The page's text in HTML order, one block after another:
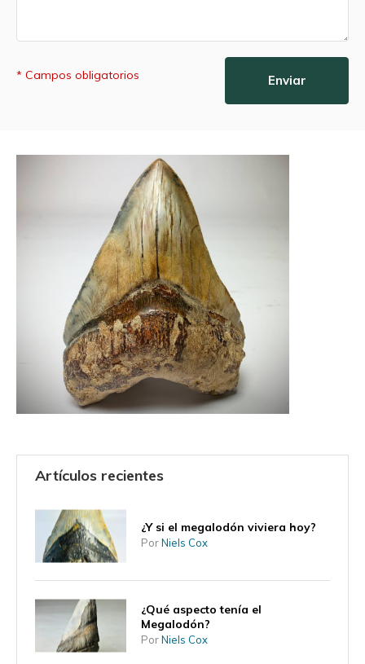
* Campos obligatorios Enviar
Artículos recientes
¿Y si el megalodón viviera hoy?
PorNiels Cox
¿Qué aspecto tenía el
Megalodón?
PorNiels Cox